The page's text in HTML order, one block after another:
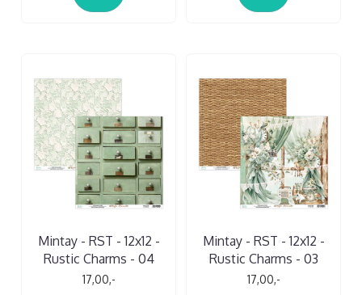
Mintay - RST - 12x12 -
Rustic Charms - 04
17,00,-
Mintay - RST - 12x12 -
Rustic Charms - 03
17,00,-